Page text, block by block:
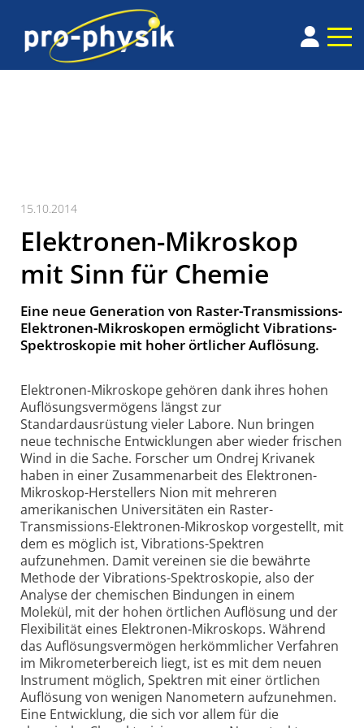
15.10.2014
Elektronen-Mikroskop
mit Sinn für Chemie
Eine neue Generation von Raster-Transmissions-
Elektronen-Mikroskopen ermöglicht Vibrations-
Spektroskopie mit hoher örtlicher Auflösung.
Elektronen-Mikroskope gehören dank ihres hohen
Auflösungsvermögens längst zur
Standardausrüstung vieler Labore. Nun bringen
neue technische Entwicklungen aber wieder frischen
Wind in die Sache. Forscher um Ondrej Krivanek
haben in einer Zusammenarbeit des Elektronen-
Mikroskop-Herstellers Nion mit mehreren
amerikanischen Universitäten ein Raster-
Transmissions-Elektronen-Mikroskop vorgestellt, mit
dem es möglich ist, Vibrations-Spektren
aufzunehmen. Damit vereinen sie die bewährte
Methode der Vibrations-Spektroskopie, also der
Analyse der chemischen Bindungen in einem
Molekül, mit der hohen örtlichen Auflösung und der
Flexibilität eines Elektronen-Mikroskops. Während
das Auflösungsvermögen herkömmlicher Verfahren
im Mikrometerbereich liegt, ist es mit dem neuen
Instrument möglich, Spektren mit einer örtlichen
Auflösung von wenigen Nanometern aufzunehmen.
Eine Entwicklung, die sich vor allem für die